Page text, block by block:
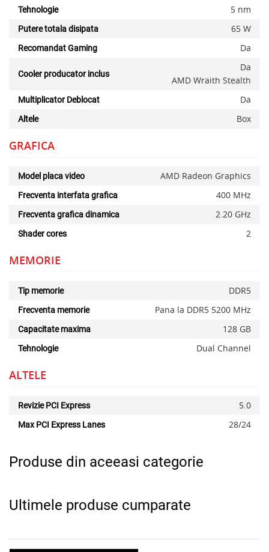
Tehnologie 5 nm
Putere totala disipata 65 W
Recomandat Gaming Da
Cooler producator inclus
Da
AMD Wraith Stealth
Multiplicator Deblocat Da
Altele Box
GRAFICA
Model placa video AMD Radeon Graphics
Frecventa interfata grafica 400 MHz
Frecventa grafica dinamica 2.20 GHz
Shader cores 2
MEMORIE
Tip memorie DDR5
Frecventa memorie Pana la DDR5 5200 MHz
Capacitate maxima 128 GB
Tehnologie Dual Channel
ALTELE
Revizie PCI Express 5.0
Max PCI Express Lanes 28/24
Produse din aceeasi categorie
Ultimele produse cumparate
x